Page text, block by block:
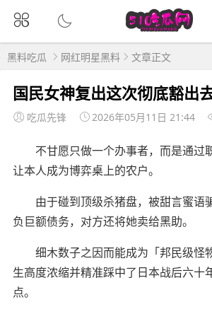
黑料吃瓜 网红明星黑料 文章正文
国民女神复出这次彻底豁出
吃瓜先锋 2026年05月11日 21:44
不甘愿只做一个办事者，而是通过职
让本人成为博弈桌上的农户。
由于碰到顶级杀猪盘，被甜言蜜语
负巨额债务，对方还将她卖给黑助。
细木数子之因而能成为「邦民级怪
生高度浓缩并精准踩中了日本战后六十
点。